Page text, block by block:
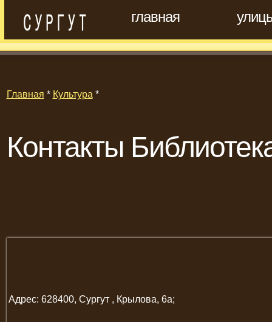
главная
Главная * Культура *
Контакты
Адрес: 628400, Сургут , Крылова, 6а;